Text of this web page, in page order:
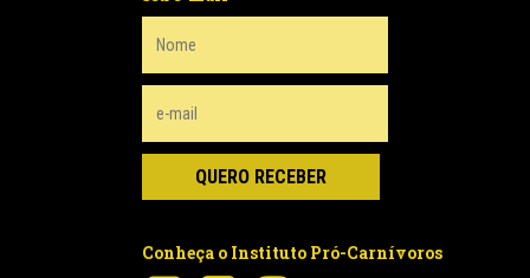
Conheça o Instituto Pró-Carnívoros